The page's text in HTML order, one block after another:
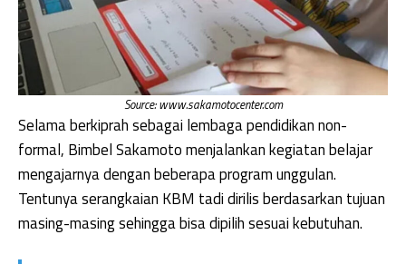
Source: www.sakamotocenter.com
Selama berkiprah sebagai lembaga pendidikan non-
formal, Bimbel Sakamoto menjalankan kegiatan belajar
mengajarnya dengan beberapa program unggulan.
Tentunya serangkaian KBM tadi dirilis berdasarkan tujuan
masing-masing sehingga bisa dipilih sesuai kebutuhan.